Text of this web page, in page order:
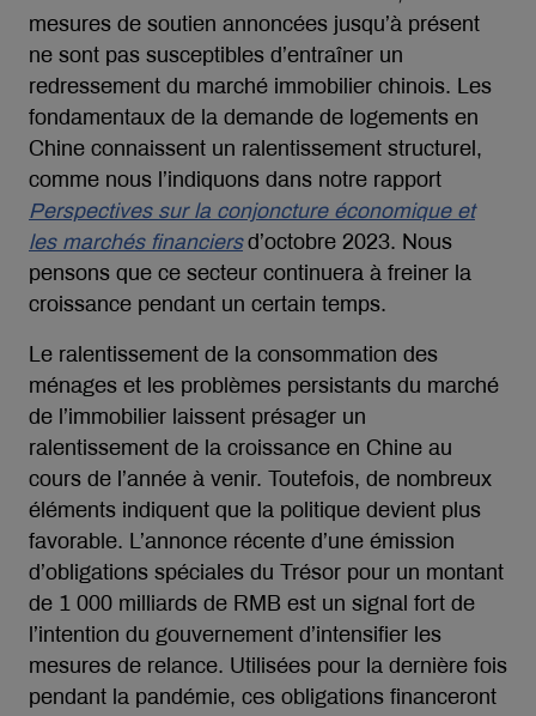
mesures de soutien annoncées jusqu’à présent
ne sont pas susceptibles d’entraîner un
redressement du marché immobilier chinois. Les
fondamentaux de la demande de logements en
Chine connaissent un ralentissement structurel,
comme nous l’indiquons dans notre rapport
Perspectives sur la conjoncture économique et
les marchés financiersd’octobre 2023. Nous
pensons que ce secteur continuera à freiner la
croissance pendant un certain temps.
Le ralentissement de la consommation des
ménages et les problèmes persistants du marché
de l’immobilier laissent présager un
ralentissement de la croissance en Chine au
cours de l’année à venir. Toutefois, de nombreux
éléments indiquent que la politique devient plus
favorable. L’annonce récente d’une émission
d’obligations spéciales du Trésor pour un montant
de 1 000 milliards de RMB est un signal fort de
l’intention du gouvernement d’intensifier les
mesures de relance. Utilisées pour la dernière fois
pendant la pandémie, ces obligations financeront